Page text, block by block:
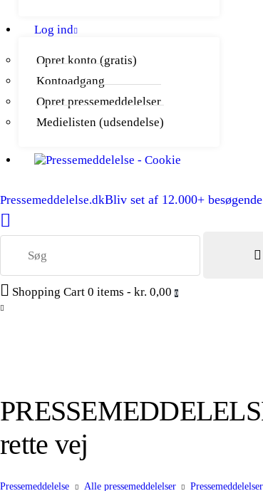
Log ind
Opret konto (gratis)
Kontoadgang
Opret pressemeddelelser
Medielisten (udsendelse)
Pressemeddelelse.dkBliv set af 12.000+
Shopping Cart 0 items - kr. 0,00 0
rette vej
Pressemeddelelse Alle pressemeddelelser Pressemeddelelser